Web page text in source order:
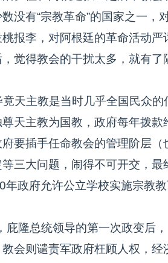
没有“宗教革命”的国家之一
报李，对阿根廷的革命活动
觉得教会的干扰太多，就有了
天主教是当时几乎全国民众
尊天主教为国教，政府每年拨
要插手任命教会的管理阶层
三大问题，闹得不可开交，
年政府允许公立学校实施宗教教
隆总统领导的第一次政变后
会则谴责军政府枉顾人权，